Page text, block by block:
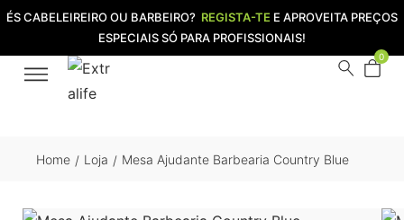
ÉS CABELEIREIRO OU BARBEIRO? REGISTA-TE E APROVEITA PREÇOS
ESPECIAIS SÓ PARA PROFISSIONAIS!
0
Home / Loja / Mesa Ajudante Barbearia Country Blue